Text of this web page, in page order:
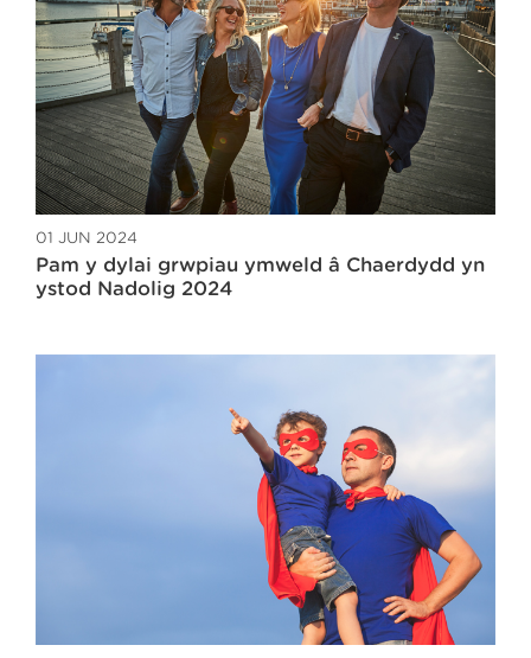
01 JUN 2024
Pam y dylai grwpiau ymweld â Chaerdydd yn
ystod Nadolig 2024